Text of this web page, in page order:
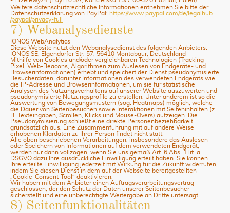
Weitere datenschutzrechtliche Informationen entnehmen Sie bitte der
Datenschutzerklärung von PayPal: https://www.paypal.com/de/legalhub
/paypal /privacy-full
7) Webanalysedienste
IONOS WebAnalytics
Diese Website nutzt den Webanalysedienst des folgenden Anbieters:
IONOS SE, Elgendorfer Str. 57, 56410 Montabaur, Deutschland
Mithilfe von Cookies und/oder vergleichbaren Technologien (Tracking-
Pixel, Web-Beacons, Algorithmen zum Auslesen von Endgeräte- und
Browserinformationen) erhebt und speichert der Dienst pseudonymisierte
Besucherdaten, darunter Informationen des verwendeten Endgeräts wie
die IP-Adresse und Browserinformationen, um sie für statistische
Analysen des Nutzungsverhaltens auf unserer Website auszuwerten und
pseudonymisierte Nutzungsprofile zu erstellen. Unter anderem ist so die
Auswertung von Bewegungsmustern (sog. Heatmaps) möglich, welche
die Dauer von Seitenbesuchen sowie Interaktionen mit Seiteninhalten (z.
B. Texteingaben, Scrollen, Klicks und Mouse-Overs) aufzeigen. Die
Pseudonymisierung schließt eine direkte Personenbeziehbarkeit
grundsätzlich aus. Eine Zusammenführung mit auf andere Weise
erhobenen Klardaten zu Ihrer Person findet nicht statt.
Alle oben beschriebenen Verarbeitungen, insbesondere das Auslesen
oder Speichern von Informationen auf dem verwendeten Endgerät,
werden nur dann vollzogen, wenn Sie uns gemäß Art. 6 Abs. 1 lit. a
DSGVO dazu Ihre ausdrückliche Einwilligung erteilt haben. Sie können
Ihre erteilte Einwilligung jederzeit mit Wirkung für die Zukunft widerrufen,
indem Sie diesen Dienst in dem auf der Webseite bereitgestellten
„Cookie-Consent-Tool“ deaktivieren.
Wir haben mit dem Anbieter einen Auftragsverarbeitungsvertrag
geschlossen, der den Schutz der Daten unserer Seitenbesucher
sicherstellt und eine unberechtigte Weitergabe an Dritte untersagt.
8) Seitenfunktionalitäten